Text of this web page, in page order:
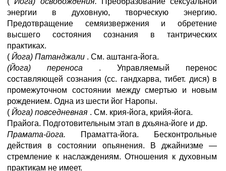
энергии в духовную, творческую энергию.
Предотвращение семяизвержения и обретение
высшего состояния сознания в тантрических
практиках.
( Йога) Патанджали . См. аштанга-йога.
(Йога) переноса . Управляемый перенос
составляющей сознания (сс. гандхарва, тибет. дися) в
промежуточном состоянии между смертью и новым
рождением. Одна из шести йог Наропы.
( Йога) повседневная . См. крия-йога, крийя-йога.
Прайога. Подготовительным этап в дхьяна-йоге и др.
Прамата-йога.
Праматта-йога. Бесконтрольные
действия в состоянии опьянения. В джайнизме —
стремление к наслаждениям. Отношения к духовным
практикам не имеет.